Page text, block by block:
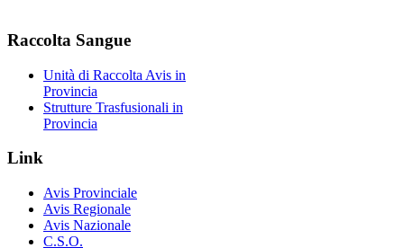
Raccolta Sangue
Unità di Raccolta Avis in
Provincia
Strutture Trasfusionali in
Provincia
Link
Avis Provinciale
Avis Regionale
Avis Nazionale
C.S.O.